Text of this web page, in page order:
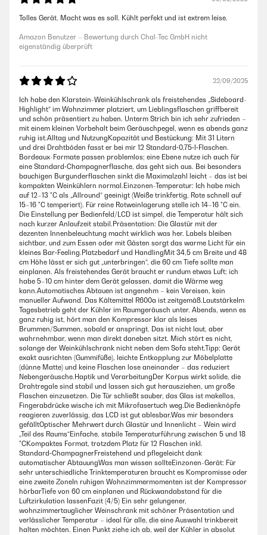
Tolles Gerät. Macht was es soll. Kühlt perfekt und ist extrem leise.
Amazon Benutzer – Bewertung durch Chal-Tec GmbH nicht
eigenständig überprüft
22/09/2025
Ich habe den Klarstein-Weinkühlschrank als freistehendes „Sideboard-
Highlight“ im Wohnzimmer platziert, um Lieblingsflaschen griffbereit
und schön präsentiert zu haben. Unterm Strich bin ich sehr zufrieden –
mit einem kleinen Vorbehalt beim Geräuschpegel, wenn es abends ganz
ruhig ist.Alltag und NutzungKapazität und Bestückung: Mit 31 Litern
und drei Drahtböden fasst er bei mir 12 Standard‑0,75‑l‑Flaschen.
Bordeaux-Formate passen problemlos; eine Ebene nutze ich auch für
eine Standard‑Champagnerflasche, das geht sich aus. Bei besonders
bauchigen Burgunderflaschen sinkt die Maximalzahl leicht – das ist bei
kompakten Weinkühlern normal.Einzonen-Temperatur: Ich habe mich
auf 12–13 °C als „Allround“ geeinigt (Weiße trinkfertig, Rote schnell auf
15–16 °C temperiert). Für reine Rotweinlagerung stelle ich 14–16 °C ein.
Die Einstellung per Bedienfeld/LCD ist simpel, die Temperatur hält sich
nach kurzer Anlaufzeit stabil.Präsentation: Die Glastür mit der
dezenten Innenbeleuchtung macht wirklich was her. Labels bleiben
sichtbar, und zum Essen oder mit Gästen sorgt das warme Licht für ein
kleines Bar‑Feeling.Platzbedarf und HandlingMit 34,5 cm Breite und 48
cm Höhe lässt er sich gut „unterbringen“, die 60 cm Tiefe sollte man
einplanen. Als freistehendes Gerät braucht er rundum etwas Luft; ich
habe 5–10 cm hinter dem Gerät gelassen, damit die Wärme weg
kann.Automatisches Abtauen ist angenehm – kein Vereisen, kein
manueller Aufwand. Das Kältemittel R600a ist zeitgemäß.LautstärkeIm
Tagesbetrieb geht der Kühler im Raumgeräusch unter. Abends, wenn es
ganz ruhig ist, hört man den Kompressor klar als leises
Brummen/Summen, sobald er anspringt. Das ist nicht laut, aber
wahrnehmbar, wenn man direkt daneben sitzt. Mich stört es nicht,
solange der Weinkühlschrank nicht neben dem Sofa steht.Tipp: Gerät
exakt ausrichten (Gummifüße), leichte Entkopplung zur Möbelplatte
(dünne Matte) und keine Flaschen lose aneinander – das reduziert
Nebengeräusche.Haptik und VerarbeitungDer Korpus wirkt solide, die
Drahtregale sind stabil und lassen sich gut herausziehen, um große
Flaschen einzusetzen. Die Tür schließt sauber, das Glas ist makellos,
Fingerabdrücke wische ich mit Mikrofasertuch weg.Die Bedienknöpfe
reagieren zuverlässig, das LCD ist gut ablesbar.Was mir besonders
gefälltOptischer Mehrwert durch Glastür und Innenlicht – Wein wird
„Teil des Raums“Einfache, stabile Temperaturführung zwischen 5 und 18
°CKompaktes Format, trotzdem Platz für 12 Flaschen inkl.
Standard‑ChampagnerFreistehend und pflegeleicht dank
automatischer AbtauungWas man wissen sollteEinzonen-Gerät: Für
sehr unterschiedliche Trinktemperaturen braucht es Kompromisse oder
eine zweite ZoneIn ruhigen Wohnzimmermomenten ist der Kompressor
hörbarTiefe von 60 cm einplanen und Rückwandabstand für die
Luftzirkulation lassenFazit (4/5) Ein sehr gelungener,
wohnzimmertauglicher Weinschrank mit schöner Präsentation und
verlässlicher Temperatur – ideal für alle, die eine Auswahl trinkbereit
halten möchten. Einen Punkt ziehe ich ab, weil der Kühler in absolut